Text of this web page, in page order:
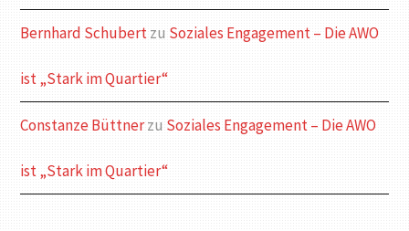
Bernhard Schubertzu Soziales Engagement – Die AWO
ist „Stark im Quartier“
Constanze Büttnerzu Soziales Engagement – Die AWO
ist „Stark im Quartier“